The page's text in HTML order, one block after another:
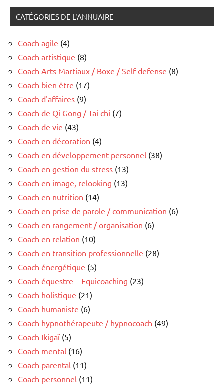
CATÉGORIES DE L'ANNUAIRE
Coach agile (4)
Coach artistique (8)
Coach Arts Martiaux / Boxe / Self defense (8)
Coach bien être (17)
Coach d'affaires (9)
Coach de Qi Gong / Tai chi (7)
Coach de vie (43)
Coach en décoration (4)
Coach en développement personnel (38)
Coach en gestion du stress (13)
Coach en image, relooking (13)
Coach en nutrition (14)
Coach en prise de parole / communication (6)
Coach en rangement / organisation (6)
Coach en relation (10)
Coach en transition professionnelle (28)
Coach énergétique (5)
Coach équestre – Equicoaching (23)
Coach holistique (21)
Coach humaniste (6)
Coach hypnothérapeute / hypnocoach (49)
Coach Ikigaï(5)
Coach mental (16)
Coach parental (11)
Coach personnel (11)